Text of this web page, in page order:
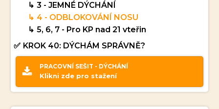
3 - JEMNÉ DÝCHÁNÍ
4 - ODBLOKOVÁNÍ NOSU
5, 6, 7 - Pro KP nad 21 vteřin
KROK 40: DÝCHÁM SPRÁVNĚ?
PRACOVNÍ SEŠIT - DÝCHÁNÍ
Klikni zde pro stažení